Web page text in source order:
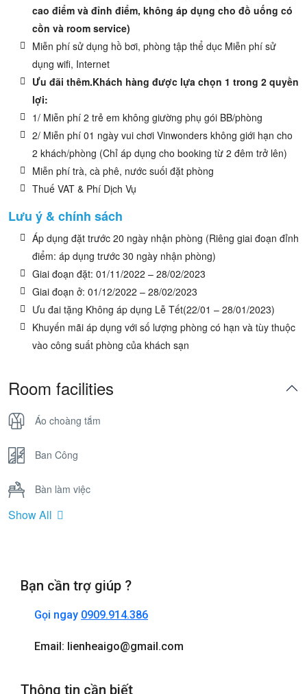
cao điểm và đỉnh điểm, không áp dụng cho đồ uống có
cồn và room service)
Miễn phí sử dụng hồ bơi, phòng tập thể dục Miễn phí sử
dụng wifi, Internet
Ưu đãi thêm.Khách hàng được lựa chọn 1 trong 2 quyền
lợi:
1/ Miễn phí 2 trẻ em không giường phụ gói BB/phòng
2/ Miễn phí 01 ngày vui chơi Vinwonders không giới hạn cho
2 khách/phòng (Chỉ áp dụng cho booking từ 2 đêm trở lên)
Miễn phí trà, cà phê, nước suối đặt phòng
Thuế VAT & Phí Dịch Vụ
Lưu ý & chính sách
Áp dụng đặt trước 20 ngày nhận phòng (Riêng giai đoạn đỉnh
điểm: áp dụng trước 30 ngày nhận phòng)
Giai đoạn đặt: 01/11/2022 – 28/02/2023
Giai đoạn ở: 01/12/2022 – 28/02/2023
Ưu đai tặng Không áp dụng Lễ Tết(22/01 – 28/01/2023)
Khuyến mãi áp dụng với số lượng phòng có hạn và tùy thuộc
vào công suất phòng của khách sạn
Room facilities
Áo choàng tắm
Ban Công
Bàn làm việc
Bồn Tắm Nằm
Điện thoại
Show All
Bạn cần trợ giúp ?
Gọi ngay 0909.914.386
Email: lienheaigo@gmail.com
Thông tin cần biết